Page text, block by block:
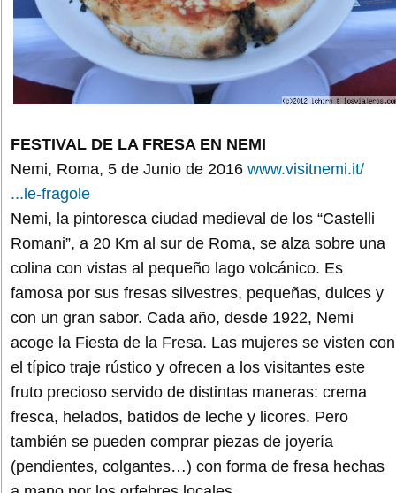
FESTIVAL DE LA FRESA EN NEMI
Nemi, Roma, 5 de Junio de 2016 www.visitnemi.it/
...le-fragole
Nemi, la pintoresca ciudad medieval de los “Castelli
Romani”, a 20 Km al sur de Roma, se alza sobre una
colina con vistas al pequeño lago volcánico. Es
famosa por sus fresas silvestres, pequeñas, dulces y
con un gran sabor. Cada año, desde 1922, Nemi
acoge la Fiesta de la Fresa. Las mujeres se visten con
el típico traje rústico y ofrecen a los visitantes este
fruto precioso servido de distintas maneras: crema
fresca, helados, batidos de leche y licores. Pero
también se pueden comprar piezas de joyería
(pendientes, colgantes…) con forma de fresa hechas